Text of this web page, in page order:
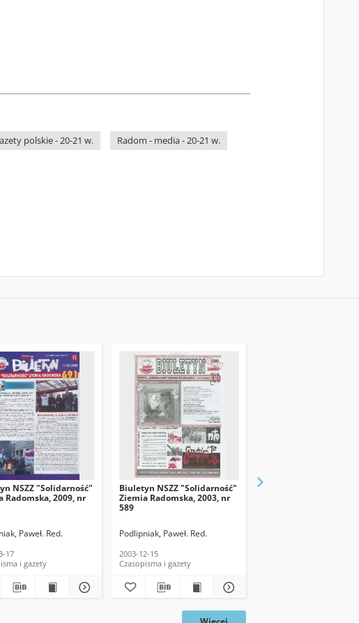
polskie - 20-21 w.
Radom - media - 20-21 w.
NSZZ "Solidarność"
Radomska, 2009, nr
Paweł. Red.
17
i gazety
Biuletyn NSZZ "Solidarność"
Ziemia Radomska, 2003, nr
589
Podlipniak, Paweł. Red.
2003-12-15
Czasopisma i gazety